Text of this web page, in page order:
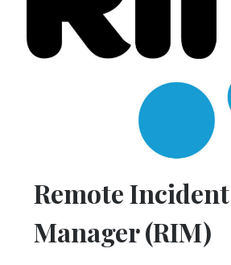
Remote Incident
Manager (RIM)